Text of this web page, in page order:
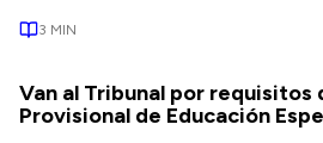
3 MIN
Van al Tribunal por requisitos
Provisional de Educación